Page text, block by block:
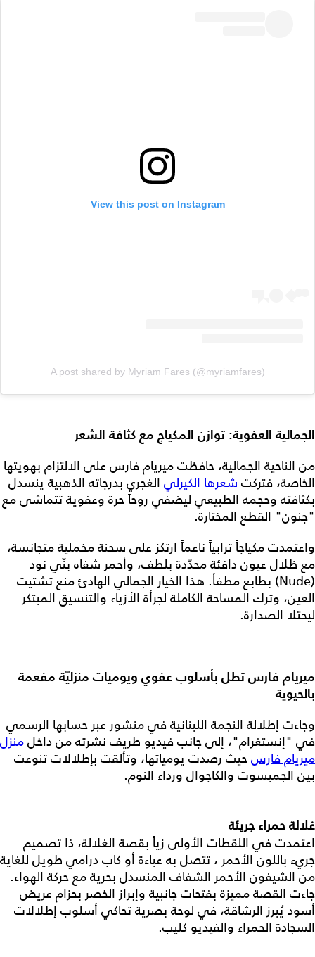
View this post on Instagram
A post shared by Myriam Fares (@myriamfares)
الجمالية العفوية: توازن المكياج مع كثافة الشعر
من الناحية الجمالية، حافظت ميريام فارس على الالتزام بهويتها
الخاصة، فتركتشعرها الكيرلي الغجري بدرجاته الذهبية ينسدل
بكثافته وحجمه الطبيعي ليضفي روحاً حرة وعفوية تتماشى مع
"جنون" القطع المختارة.
واعتمدت مكياجاً ترابياً ناعماً ارتكز على سحنة مخملية متجانسة،
مع ظلال عيون دافئة محدّدة بلطف، وأحمر شفاه بنّي نود
(Nude) بطابع مطفأ. هذا الخيار الجمالي الهادئ منع تشتيت
العين، وترك المساحة الكاملة لجرأة الأزياء والتنسيق المبتكر
ليحتلا الصدارة.
ميريام فارس تطل بأسلوب عفوي ويوميات منزليّة مفعمة
بالحيوية
وجاءت إطلالة النجمة اللبنانية في منشور عبر حسابها الرسمي
في "إنستغرام"، إلى جانب فيديو طريف نشرته من داخلمنزل
ميريام فارسحيث رصدت يومياتها، وتألقت بإطلالات تنوعت
بين الجمبسوت والكاجوال ورداء النوم.
غلالة حمراء جريئة
اعتمدت في اللقطات الأولى زياً بقصة الغلالة، ذا تصميم
جريء باللون الأحمر ، تتصل به عباءة أو كاب درامي طويل للغاية
من الشيفون الأحمر الشفاف المنسدل بحرية مع حركة الهواء.
جاءت القصة مميزة بفتحات جانبية وإبراز الخصر بحزام عريض
أسود يُبرز الرشاقة، في لوحة بصرية تحاكي أسلوب إطلالات
السجادة الحمراء والفيديو كليب.